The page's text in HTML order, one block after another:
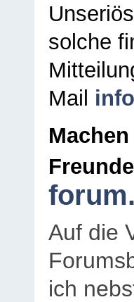
solche
Mail
Auf die
ich